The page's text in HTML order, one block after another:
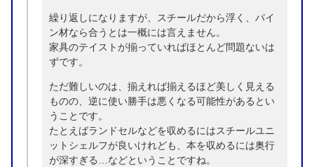
繰り返しになりますが、スチールだから浮く、パイ
ン材なら合うとは一概には言えません。
家具のテイストが揃っていればほとんど問題ないは
ずです。
ただ難しいのは、揃えれば揃えるほど美しく見える
ものの、逆に使い勝手は悪くなる可能性があるとい
うことです。
たとえばランドセルなどを収めるにはスチールユニ
ットシェルフが良いけれども、本を収めるには奥行
が深すぎる…などということですね。